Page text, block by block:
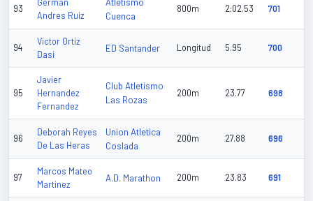
93
German
Andres Ruiz
Atletismo
Cuenca
800m 2:02.53 701
94
Victor Ortiz
Dasi
ED Santander Longitud 5.95 700
95
Javier
Hernandez
Fernandez
Club Atletismo
Las Rozas
200m 23.77 698
96
Deborah Reyes
De Las Heras
Union Atletica
Coslada
200m 27.88 696
97
Marcos Mateo
Martinez
A.D. Marathon 200m 23.83 691